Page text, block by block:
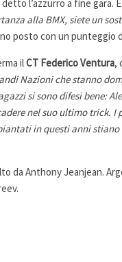
l’azzurro a fine gara.
alla BMX, siete un
posto con un punteggio
ilCT Federico Ventura,
Nazioni che stanno
si sono difesi bene:
nel suo ultimo trick.
in questi anni
da Anthony Jeanjean.